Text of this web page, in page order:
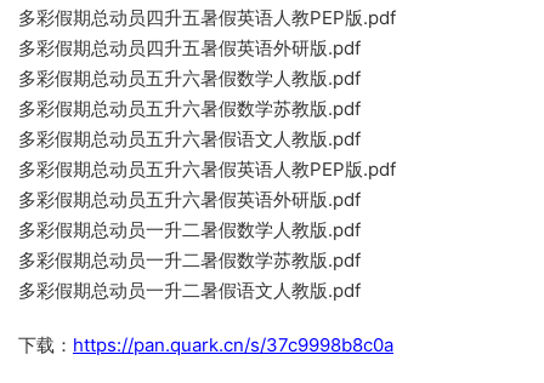
多彩假期总动员四升五暑假英语人教PEP版.pdf
多彩假期总动员四升五暑假英语外研版.pdf
多彩假期总动员五升六暑假数学人教版.pdf
多彩假期总动员五升六暑假数学苏教版.pdf
多彩假期总动员五升六暑假语文人教版.pdf
多彩假期总动员五升六暑假英语人教PEP版.pdf
多彩假期总动员五升六暑假英语外研版.pdf
多彩假期总动员一升二暑假数学人教版.pdf
多彩假期总动员一升二暑假数学苏教版.pdf
多彩假期总动员一升二暑假语文人教版.pdf
下载： https://pan.quark.cn/s/37c9998b8c0a